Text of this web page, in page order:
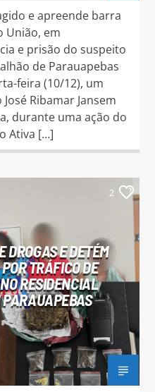
e apreende barra
União, em
e prisão do suspeito
de Parauapebas
feira (10/12), um
Ribamar Jansem
durante uma ação do
Ativa […]
2
DROGAS E DETÉM
TRÁFICO DE
RESIDENCIAL
PARAUAPEBAS